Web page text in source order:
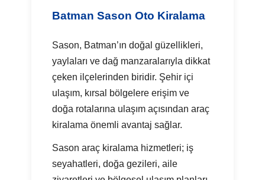
Batman Sason Oto Kiralama
Sason, Batman’ın doğal güzellikleri,
yaylaları ve dağ manzaralarıyla dikkat
çeken ilçelerinden biridir. Şehir içi
ulaşım, kırsal bölgelere erişim ve
doğa rotalarına ulaşım açısından araç
kiralama önemli avantaj sağlar.
Sason araç kiralama hizmetleri; iş
seyahatleri, doğa gezileri, aile